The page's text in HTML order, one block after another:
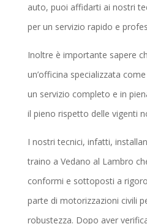
auto, puoi affidarti ai nostri
per un servizio rapido e
Inoltre è importante sapere
un’officina specializzata
un servizio completo e in
il pieno rispetto delle vigenti
I nostri tecnici, infatti,
traino a Vedano al Lambro
conformi e sottoposti a
parte di motorizzazioni civili
robustezza. Dopo aver